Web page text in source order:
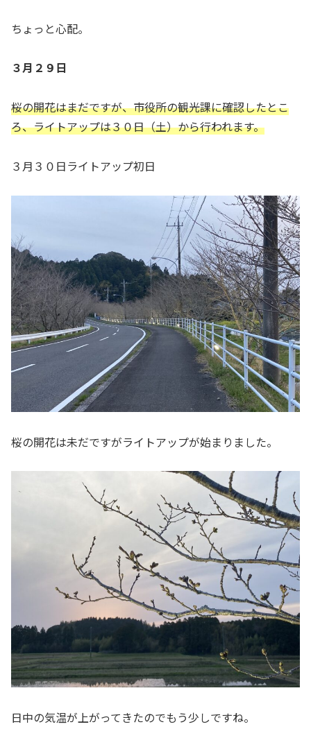
ちょっと心配。
３月２９日
桜の開花はまだですが、市役所の観光課に確認したとこ
ろ、ライトアップは３０日（土）から行われます。
３月３０日ライトアップ初日
桜の開花は未だですがライトアップが始まりました。
日中の気温が上がってきたのでもう少しですね。